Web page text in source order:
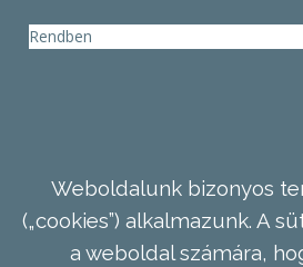
Rendben
Weboldalunk bizonyos
(„cookies”) alkalmazunk. A
a weboldal számára,